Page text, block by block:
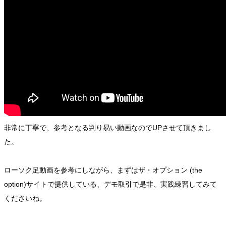
非常に丁寧で、参考となる判り易い動画なのでUPさせて頂きまし
た。
ローソク足動画を参考にしながら、まずはザ・オプション (the
option)サイトで提供している、デモ取引で是非、実践練習してみて
くださいね。